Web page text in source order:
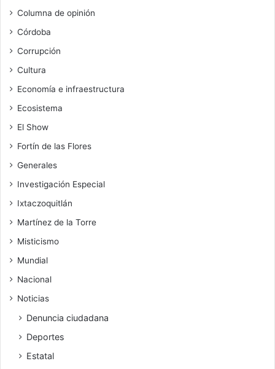
Columna de opinión
Córdoba
Corrupción
Cultura
Economía e infraestructura
Ecosistema
El Show
Fortín de las Flores
Generales
Investigación Especial
Ixtaczoquitlán
Martínez de la Torre
Misticismo
Mundial
Nacional
Noticias
Denuncia ciudadana
Deportes
Estatal